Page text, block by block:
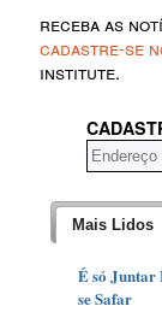
receba as
cadastre-se
institute.
Mais Lidos
É só Juntar
se Safar